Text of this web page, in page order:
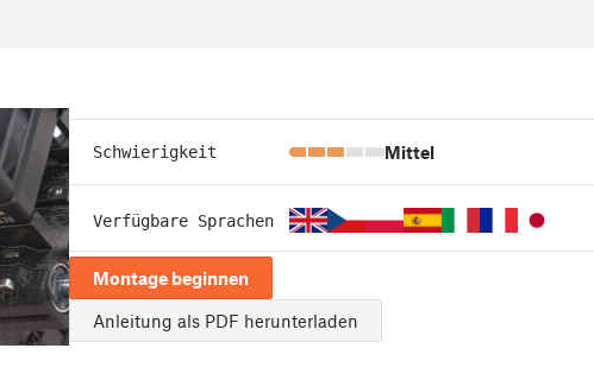
Schwierigkeit Mittel
Verfügbare Sprachen
Montage beginnen
Anleitung als PDF herunterladen